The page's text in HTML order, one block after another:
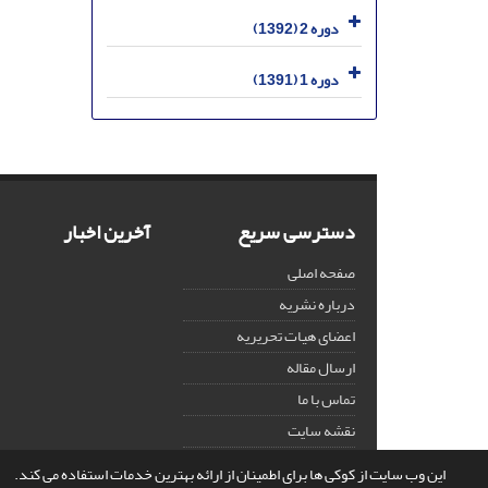
این وب سایت از کوکی ها برای اطمینان از ارائه بهترین خدمات استفاده می کند.
دوره 2 (1392)
دوره 1 (1391)
دسترسی سریع
صفحه اصلی
درباره نشریه
اعضای هیات تحریریه
ارسال مقاله
تماس با ما
نقشه سایت
آخرین اخبار